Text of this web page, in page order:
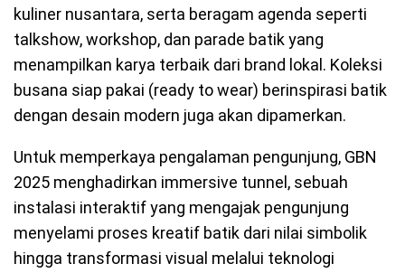
kuliner nusantara, serta beragam agenda seperti
talkshow, workshop, dan parade batik yang
menampilkan karya terbaik dari brand lokal. Koleksi
busana siap pakai (ready to wear) berinspirasi batik
dengan desain modern juga akan dipamerkan.
Untuk memperkaya pengalaman pengunjung, GBN
2025 menghadirkan immersive tunnel, sebuah
instalasi interaktif yang mengajak pengunjung
menyelami proses kreatif batik dari nilai simbolik
hingga transformasi visual melalui teknologi